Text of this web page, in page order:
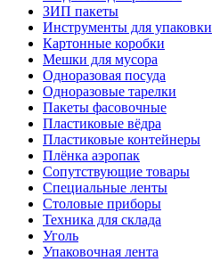
ЗИП пакеты
Инструменты для упаковки
Картонные коробки
Мешки для мусора
Одноразовая посуда
Одноразовые тарелки
Пакеты фасовочные
Пластиковые вёдра
Пластиковые контейнеры
Плёнка аэропак
Сопутствующие товары
Специальные ленты
Столовые приборы
Техника для склада
Уголь
Упаковочная лента